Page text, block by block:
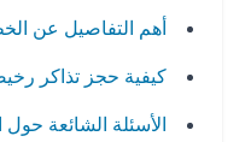
أهم التفاصيل عن الخطوط
كيفية حجز تذاكر رخيصة
الأسئلة الشائعة حول